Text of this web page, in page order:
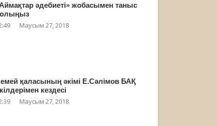
әдебиеті» жобасымен таныс
Маусым 27, 2018
қаласының әкімі Е.Сәлімов БАҚ
кездесі
Маусым 27, 2018